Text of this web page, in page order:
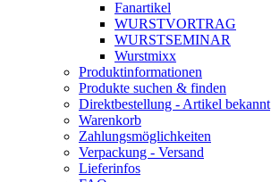
Fanartikel
WURST­VORTRAG
WURST­SEMINAR
Wurstmixx
Produktinformationen
Produkte suchen & finden
Direktbestellung - Artikel bekannt
Warenkorb
Zahlungsmöglichkeiten
Verpackung - Versand
Lieferinfos